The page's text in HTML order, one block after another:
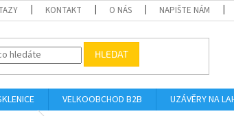
KONTAKT O NÁS NAPIŠTE NÁM
HLEDAT
VELKOOBCHOD B2B UZÁVĚRY NA